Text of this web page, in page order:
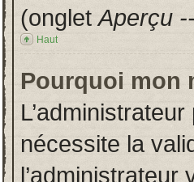
(ongletAperçu
Haut
Pourquoi mon
nécessite la